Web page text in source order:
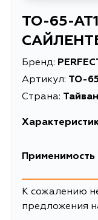
TO-65-
Бренд:
Артикул: TO-
Страна:
Описание
Применимость
К сожалению
предложения